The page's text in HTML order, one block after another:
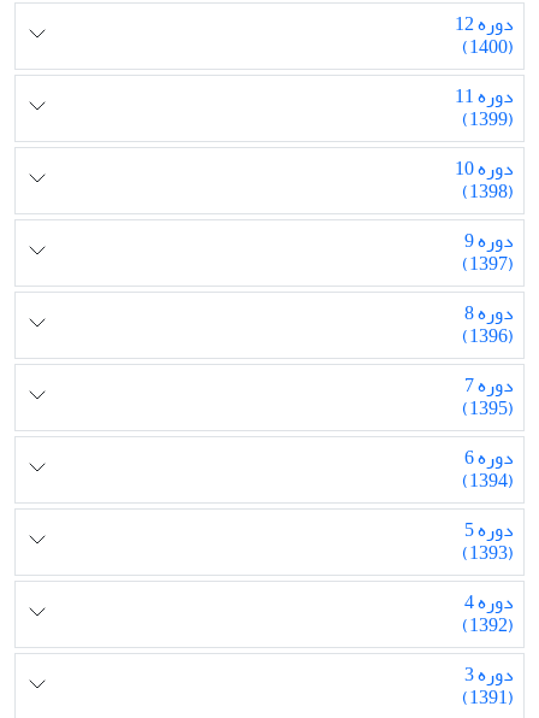
دوره 12
(1400)
دوره 11
(1399)
دوره 10
(1398)
دوره 9
(1397)
دوره 8
(1396)
دوره 7
(1395)
دوره 6
(1394)
دوره 5
(1393)
دوره 4
(1392)
دوره 3
(1391)